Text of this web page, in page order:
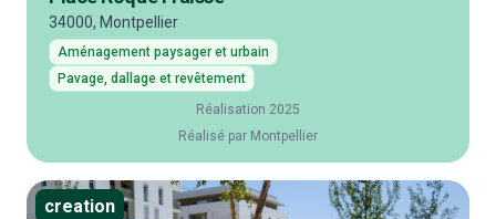
34000, Montpellier
Aménagement paysager et urbain
Pavage, dallage et revêtement
Réalisation 2025
Réalisé par Montpellier
creation